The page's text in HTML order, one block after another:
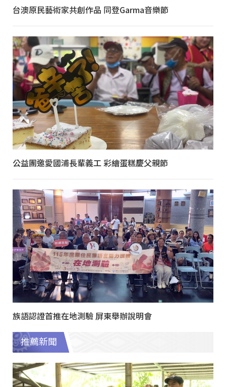
台澳原民藝術家共創作品 同登Garma音樂節
公益團邀愛國浦長輩義工 彩繪蛋糕慶父親節
族語認證首推在地測驗 屏東舉辦說明會
推薦新聞